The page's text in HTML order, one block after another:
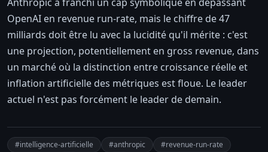
OpenAI en revenue run-rate, mais le chiffre de 47
milliards doit être lu avec la lucidité qu'il mérite : c'est
une projection, potentiellement en gross revenue, dans
un marché où la distinction entre croissance réelle et
inflation artificielle des métriques est floue. Le leader
actuel n'est pas forcément le leader de demain.
#intelligence-artificielle #anthropic
#revenue-run-rate